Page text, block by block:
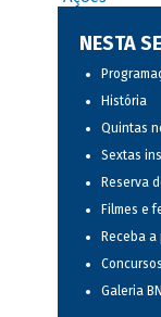
NESTA
História
Quintas
Sextas
Reserva
Filmes e
Receba
Galeria